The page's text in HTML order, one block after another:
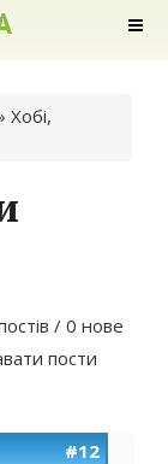
Хобі,
/ 0 нове
пости
#12